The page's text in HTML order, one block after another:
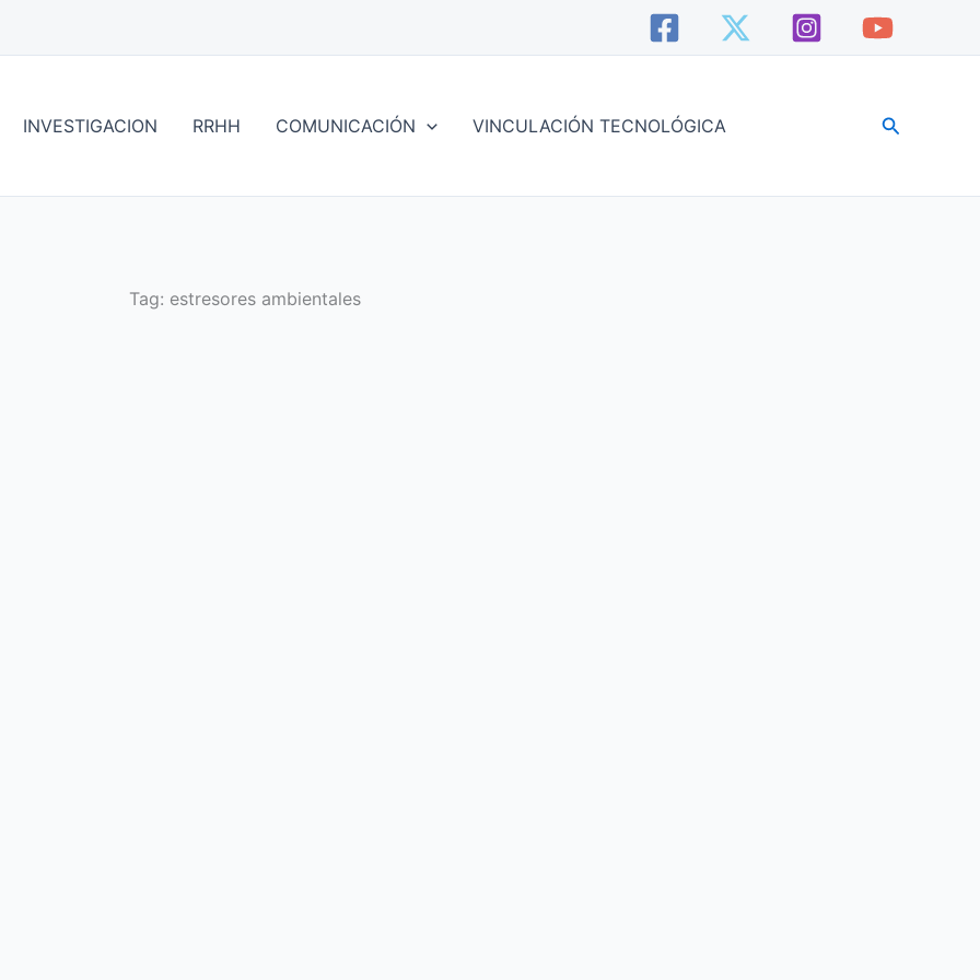
INVESTIGACION RRHH COMUNICACIÓN VINCULACIÓN TECNOLÓGICA Buscar
Tag: estresores ambientales